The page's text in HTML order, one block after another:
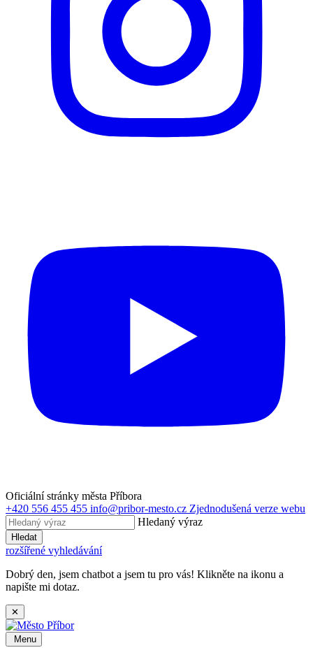
Oficiální stránky města Příbora
+420 556 455 455 info@pribor-mesto.cz Zjednodušená verze webu
Hledaný výraz
Hledat
rozšířené vyhledávání
Dobrý den, jsem chatbot a jsem tu pro vás! Klikněte na ikonu a
napište mi dotaz.
✕
Menu